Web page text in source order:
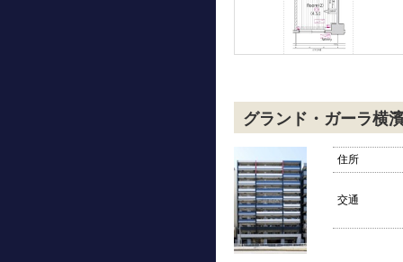
グランド・ガーラ横
住所
交通